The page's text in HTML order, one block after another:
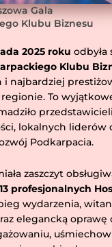
Gala
Klubu Biznesu
2025 roku odbyła
Klubu
i najbardziej
To
lokalnych liderów
Podkarpacia.
zaszczyt
13 profesjonalnych
wydarzenia,
elegancką oprawę